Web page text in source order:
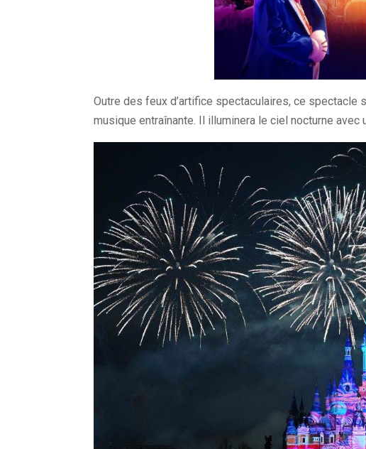
Outre des feux d’artifice spectaculaires, ce spectacle
musique entraînante. Il illuminera le ciel nocturne avec